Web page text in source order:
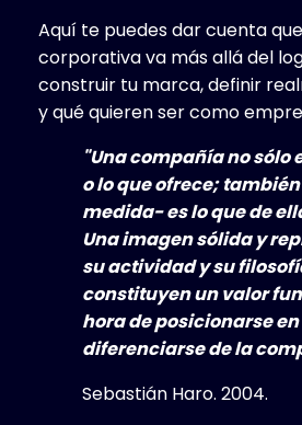
Aquí te puedes dar cuenta
corporativa va más allá del
construir tu marca, definir
y qué quieren ser como
"Una compañía no sólo
o lo que ofrece;
medida- es lo que de
Una imagen sólida y
su actividad y su
constituyen un valor
hora de posicionarse
diferenciarse de la
Sebastián Haro. 2004.